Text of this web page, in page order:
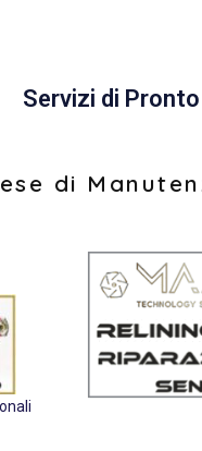
Servizi di
di